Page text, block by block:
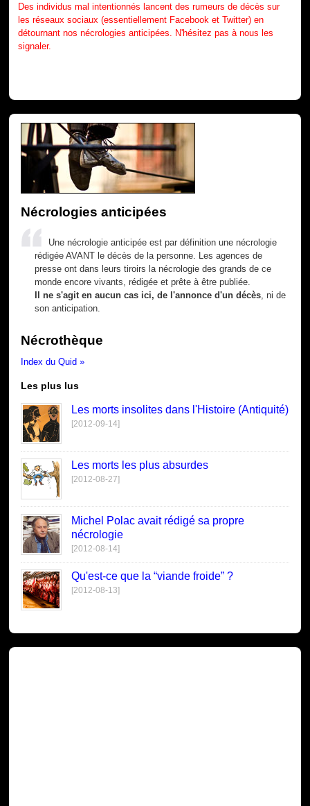
Des individus mal intentionnés lancent des rumeurs de décès sur
les réseaux sociaux (essentiellement Facebook et Twitter) en
détournant nos nécrologies anticipées. N'hésitez pas à nous les
signaler.
Nécrologies anticipées
Une nécrologie anticipée est par définition une nécrologie
rédigée AVANT le décès de la personne. Les agences de
presse ont dans leurs tiroirs la nécrologie des grands de ce
monde encore vivants, rédigée et prête à être publiée.
Il ne s'agit en aucun cas ici, de l'annonce d'un décès , ni de
son anticipation.
Nécrothèque
Index du Quid »
Les plus lus
Les morts insolites dans l'Histoire (Antiquité)
[2012-09-14]
Les morts les plus absurdes
[2012-08-27]
Michel Polac avait rédigé sa propre
nécrologie
[2012-08-14]
Qu'est-ce que la “viande froide” ?
[2012-08-13]